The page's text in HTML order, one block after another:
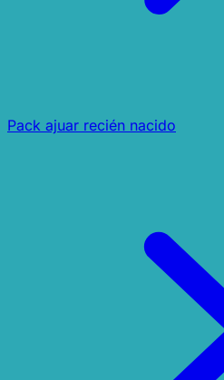
Pack ajuar recién nacido